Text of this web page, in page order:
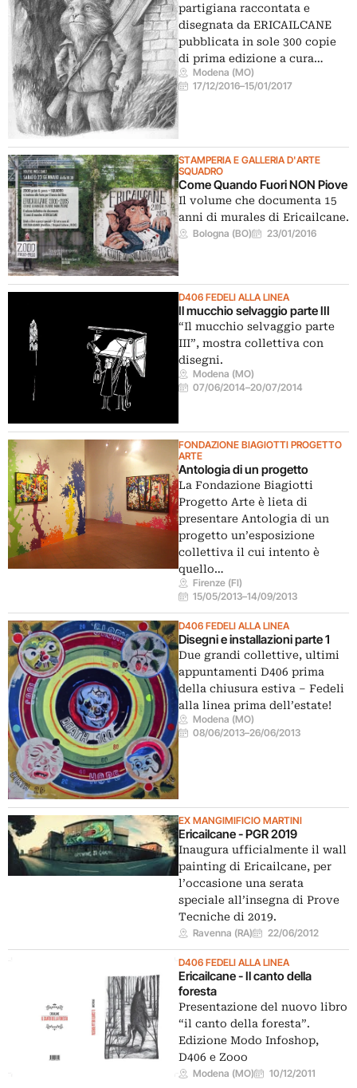
partigiana raccontata e
disegnata da ERICAILCANE
pubblicata in sole 300 copie
di prima edizione a cura…
Modena (MO)
17/12/2016–15/01/2017
STAMPERIA E GALLERIA D'ARTE
SQUADRO
Come Quando Fuori NON Piove
Il volume che documenta 15
anni di murales di Ericailcane.
Bologna (BO) 23/01/2016
D406 FEDELI ALLA LINEA
Il mucchio selvaggio parte III
“Il mucchio selvaggio parte
III”, mostra collettiva con
disegni.
Modena (MO)
07/06/2014–20/07/2014
FONDAZIONE BIAGIOTTI PROGETTO
ARTE
Antologia di un progetto
La Fondazione Biagiotti
Progetto Arte è lieta di
presentare Antologia di un
progetto un’esposizione
collettiva il cui intento è
quello…
Firenze (FI)
15/05/2013–14/09/2013
D406 FEDELI ALLA LINEA
Disegni e installazioni parte 1
Due grandi collettive, ultimi
appuntamenti D406 prima
della chiusura estiva – Fedeli
alla linea prima dell’estate!
Modena (MO)
08/06/2013–26/06/2013
EX MANGIMIFICIO MARTINI
Ericailcane - PGR 2019
Inaugura ufficialmente il wall
painting di Ericailcane, per
l’occasione una serata
speciale all’insegna di Prove
Tecniche di 2019.
Ravenna (RA) 22/06/2012
D406 FEDELI ALLA LINEA
Ericailcane - Il canto della
foresta
Presentazione del nuovo libro
“il canto della foresta”.
Edizione Modo Infoshop,
D406 e Zooo
Modena (MO) 10/12/2011